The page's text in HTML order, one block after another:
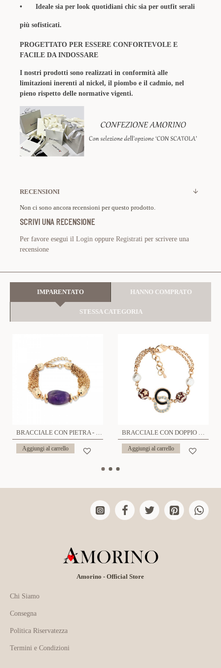
• Ideale sia per look quotidiani chic sia per outfit serali
più sofisticati.
PROGETTATO PER ESSERE CONFORTEVOLE E
FACILE DA INDOSSARE
I nostri prodotti sono realizzati in conformità alle
limitazioni inerenti al nickel, il piombo e il cadmio, nel
pieno rispetto delle normative vigenti.
RECENSIONI
Non ci sono ancora recensioni per questo prodotto.
SCRIVI UNA RECENSIONE
Per favore esegui il Login oppure Registrati per scrivere una
recensione
IMPARENTATO HANNO COMPRATO
STESSA CATEGORIA
BRACCIALE CON PIETRA - S020240508
Aggiungi al carrello
BRACCIALE CON DOPPIO CERCHIO E PALLINE STELLA - S16127G
Aggiungi al carrello
Amorino - Official Store
Chi Siamo
Consegna
Politica Riservatezza
Termini e Condizioni